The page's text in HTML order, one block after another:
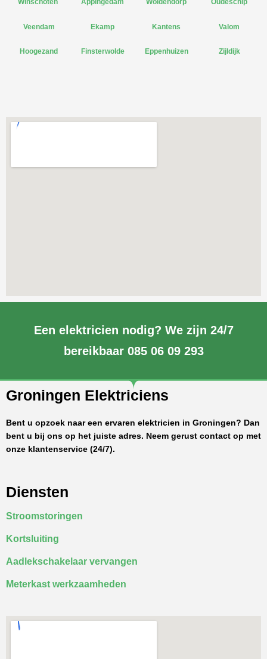
Winschoten
Veendam
Hoogezand
Appingedam
Ekamp
Finsterwolde
Woldendorp
Kantens
Eppenhuizen
Oudeschip
Valom
Zijldijk
Een elektricien nodig? We zijn 24/7
bereikbaar 085 06 09 293
Groningen Elektriciens
Bent u opzoek naar een ervaren elektricien in Groningen? Dan
bent u bij ons op het juiste adres. Neem gerust contact op met
onze klantenservice (24/7).
Diensten
Stroomstoringen
Kortsluiting
Aadlekschakelaar vervangen
Meterkast werkzaamheden